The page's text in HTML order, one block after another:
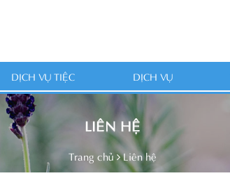
DỊCH VỤ TIỆC DỊCH VỤ
LIÊN HỆ
Trang chủ Liên hệ